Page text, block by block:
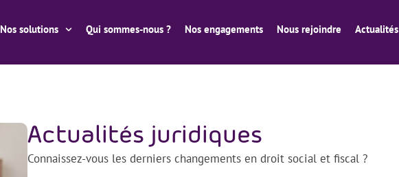
Nos solutions Qui sommes-nous ? Nos engagements Nous rejoindre Actualités
Actualités juridiques
Connaissez-vous les derniers changements en droit social et fiscal ?